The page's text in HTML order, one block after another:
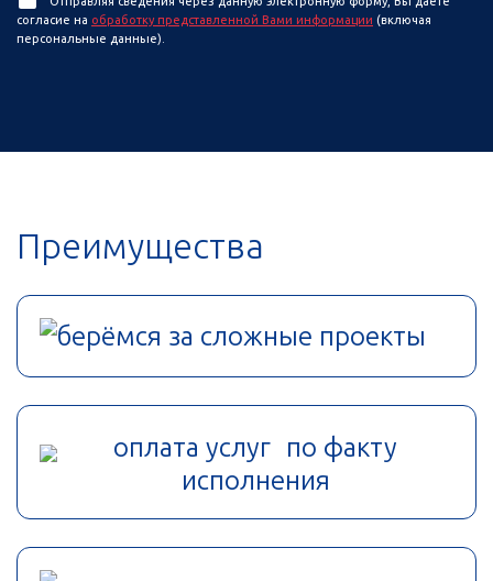
согласие на обработку представленной Вами информации (включая
персональные данные).
Преимущества
берёмся за сложные проекты
оплата услуг по факту
исполнения